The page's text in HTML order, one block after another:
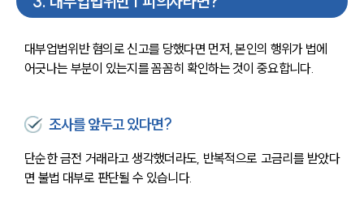
대부업법위반 혐의로 신고를 당했다면 먼저, 본인의 행위가 법에
어긋나는 부분이 있는지를 꼼꼼히 확인하는 것이 중요합니다.
조사를 앞두고 있다면?
단순한 금전 거래라고 생각했더라도, 반복적으로 고금리를 받았다
면 불법 대부로 판단될 수 있습니다.